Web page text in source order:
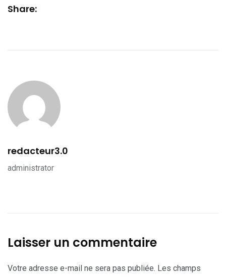
Share:
redacteur3.0
administrator
Laisser un commentaire
Votre adresse e-mail ne sera pas publiée. Les champs